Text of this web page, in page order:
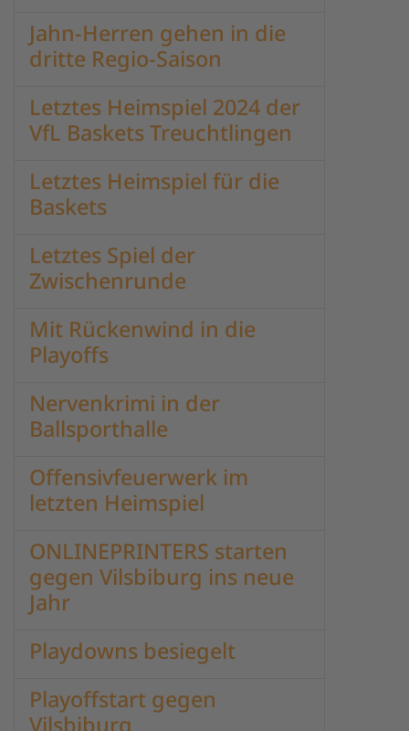
Jahn-Herren gehen in die
dritte Regio-Saison
Letztes Heimspiel 2024 der
VfL Baskets Treuchtlingen
Letztes Heimspiel für die
Baskets
Letztes Spiel der
Zwischenrunde
Mit Rückenwind in die
Playoffs
Nervenkrimi in der
Ballsporthalle
Offensivfeuerwerk im
letzten Heimspiel
ONLINEPRINTERS starten
gegen Vilsbiburg ins neue
Jahr
Playdowns besiegelt
Playoffstart gegen
Vilsbiburg